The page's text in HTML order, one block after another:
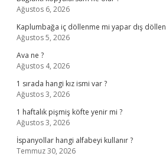
Ağustos 6, 2026
Kaplumbağa iç döllenme mi yapar dış
Ağustos 5, 2026
Ava ne ?
Ağustos 4, 2026
1 sırada hangi kız ismi var ?
Ağustos 3, 2026
1 haftalık pişmiş köfte yenir mi ?
Ağustos 3, 2026
İspanyollar hangi alfabeyi kullanır ?
Temmuz 30, 2026